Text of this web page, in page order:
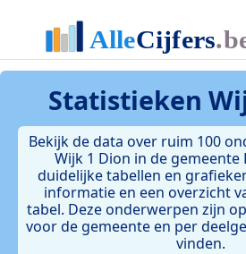
Statistieken
Bekijk de data over ruim 100
Wijk 1 Dion in de gemeente
duidelijke tabellen en
informatie en een overzicht
tabel. Deze onderwerpen zijn
voor de gemeente en per
vinden.